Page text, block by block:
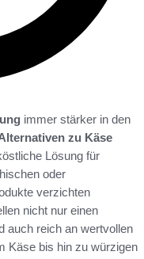
immer stärker in den
zu Käse
Lösung für
oder
verzichten
nicht nur einen
auch reich an wertvollen
Käse bis hin zu würzigen